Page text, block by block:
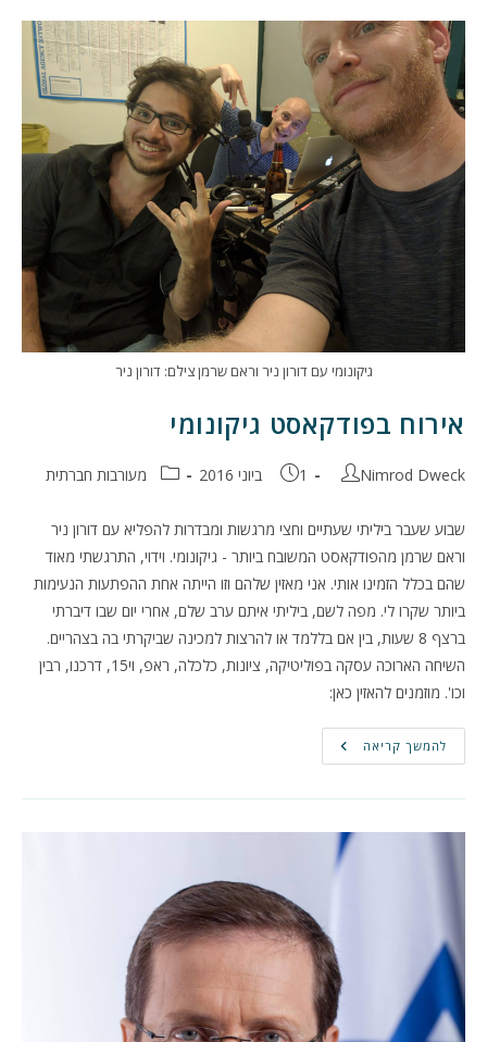
והעתיד
בכאן
11
גיקונומי עם דורון ניר וראם שרמן צילם: דורון ניר
אירוח בפודקאסט גיקונומי
מחבר:
Nimrod Dweck פורסם:1 ביוני 2016 קטגוריה:מעורבות חברתית
שבוע שעבר ביליתי שעתיים וחצי מרגשות ומבדרות להפליא עם דורון ניר
וראם שרמן מהפודקאסט המשובח ביותר - גיקונומי. וידוי, התרגשתי מאוד
שהם בכלל הזמינו אותי. אני מאזין שלהם וזו הייתה אחת ההפתעות הנעימות
ביותר שקרו לי. מפה לשם, ביליתי איתם ערב שלם, אחרי יום שבו דיברתי
ברצף 8 שעות, בין אם בללמד או להרצות למכינה שביקרתי בה בצהריים.
השיחה הארוכה עסקה בפוליטיקה, ציונות, כלכלה, ראפ, וי15, דרכנו, רבין
וכו'. מוזמנים להאזין כאן:
להמשך קריאה אירוח
בפודקאסט